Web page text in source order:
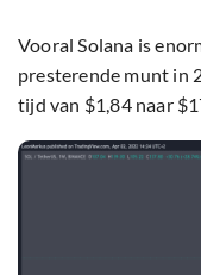
Vooral Solana is
presterende munt in
tijd van $1,84 naar